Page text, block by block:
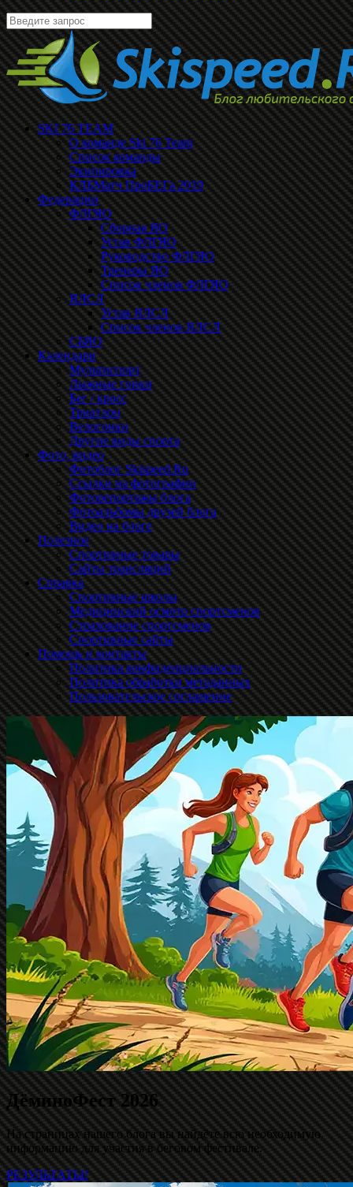
SKI 76 TEAM
О команде Ski 76 Team
Список команды
Экипировка
КЛБМатч ПроБЕГа 2019
Федерации
ФЛГЯО
Сборная ЯО
Устав ФЛГЯО
Руководство ФЛГЯО
Тренеры ЯО
Список членов ФЛГЯО
ЯЛСЛ
Устав ЯЛСЛ
Список членов ЯЛСЛ
СБЯО
Календари
Мультиспорт
Лыжные гонки
Бег / кросс
Триатлон
Велогонки
Другие виды спорта
Фото, видео
Фотоблог Skispeed.Ru
Ссылки на фотографии
Фоторепортажы блога
Фотоальбомы друзей блога
Видео на блоге
Полезное
Спортивные товары
Сайты трансляций
Справка
Спортивные школы
Медицинский осмотр спортсменов
Страхование спортсменов
Спортивные сайты
Помощь и контакты
Политика конфиденциальности
Политика обработки метаданных
Пользовательское соглашение
ДёминоФест 2026
На страницах нашего блога вы найдёте всю необходимую
информацию для участия в беговом фестивале.
РЕЗУЛЬТАТЫ!